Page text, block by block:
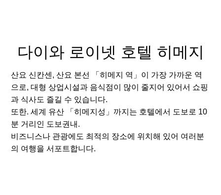
다이와 로이넷 호텔 히메지
산요 신칸센, 산요 본선 「히메지 역」이 가장 가까운 역
으로, 대형 상업시설과 음식점이 많이 줄지어 있어서 쇼핑
과 식사도 즐길 수 있습니다.
또한. 세계 유산 「히메지성」까지는 호텔에서 도보로 10
분 거리인 도보권내.
비즈니스나 관광에도 최적의 장소에 위치해 있어 여러분
의 여행을 서포트합니다.